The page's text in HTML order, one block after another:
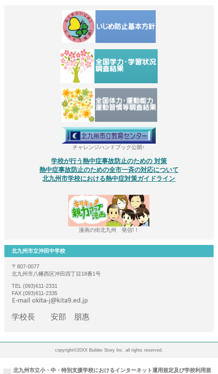
チャレンジハンドブック公開↑
学校が行う熱中症事故防止のための 対策
熱中症事故防止のための全市一斉の対応について
北九州市学校における熱中症対策ガイドライン
漫画の街北九州 発信!！
北九州市立沖田中学校
〒807-0077
北九州市八幡西区沖田四丁目18番1号
TEL (093)611-2331
FAX (093)611-2335
学校長 安部 朋惠
copyright©20XX Builder Story Inc. all rights reserved.
北九州市立小・中・特別支援学校におけるインターネット運用規定及び学校利用規